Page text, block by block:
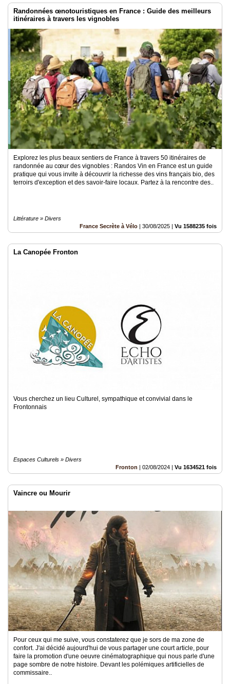
Randonnées œnotouristiques en France : Guide des meilleurs
itinéraires à travers les vignobles
Explorez les plus beaux sentiers de France à travers 50 itinéraires de
randonnée au cœur des vignobles : Randos Vin en France est un guide
pratique qui vous invite à découvrir la richesse des vins français bio, des
terroirs d'exception et des savoir-faire locaux. Partez à la rencontre des..
Littérature » Divers
France Secrète à Vélo | 30/08/2025 | Vu 1588235 fois
La Canopée Fronton
Vous cherchez un lieu Culturel, sympathique et convivial dans le
Frontonnais
Espaces Culturels » Divers
Fronton | 02/08/2024 | Vu 1634521 fois
Vaincre ou Mourir
Pour ceux qui me suive, vous constaterez que je sors de ma zone de
confort. J'ai décidé aujourd'hui de vous partager une court article, pour
faire la promotion d'une oeuvre cinématographique qui nous parle d'une
page sombre de notre histoire. Devant les polémiques artificielles de
commissaire..